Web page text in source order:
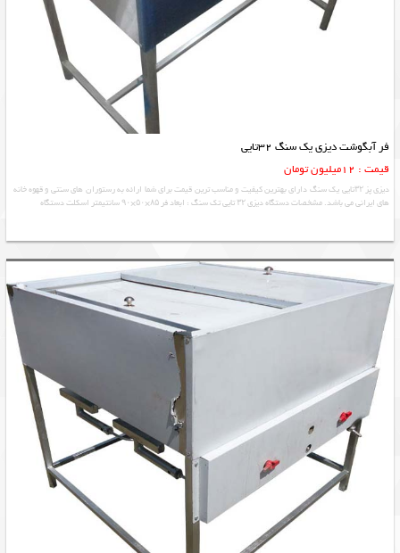
فر آبگوشت دیزی یک سنگ 32تایی
قیمت : 12میلیون تومان
دیزی پز ۳۲تایی یک سنگ دارای بهترین کیفیت و مناسب ترین قیمت برای شما ارائه به رستوران های سنتی و قهوه خانه
های ایرانی می باشد. مشخصات دستگاه دیزی ۳۲ تایی تک سنگ : ابعاد فر ۸۵×۵۰×۹۰ سانتیمتر اسکلت دستگاه